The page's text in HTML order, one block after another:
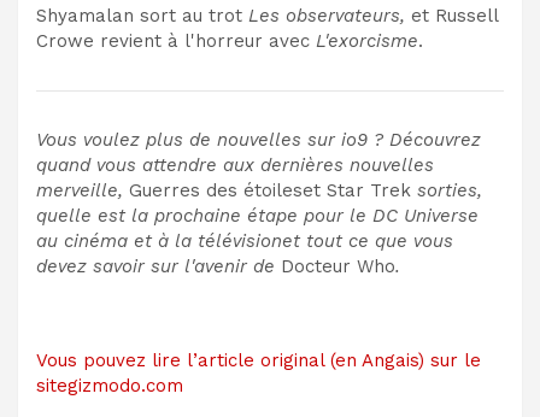
Shyamalan sort au trot Les observateurs, et Russell
Crowe revient à l'horreur avec L'exorcisme.
Vous voulez plus de nouvelles sur io9 ? Découvrez
quand vous attendre aux dernières nouvelles
merveille, Guerres des étoileset Star Trek sorties,
quelle est la prochaine étape pour le DC Universe
au cinéma et à la télévisionet tout ce que vous
devez savoir sur l'avenir de Docteur Who.
Vous pouvez lire l’article original (en Angais) sur le
sitegizmodo.com